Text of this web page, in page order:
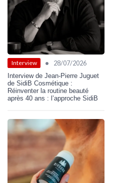
Interview • 28/07/2026
Interview de Jean-Pierre Juguet
de SidiB Cosmétique :
Réinventer la routine beauté
après 40 ans : l’approche SidiB